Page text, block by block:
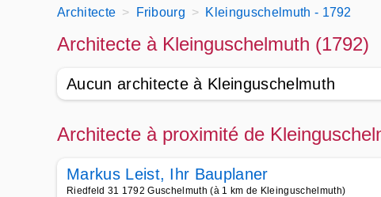
Architecte Fribourg Kleinguschelmuth - 1792
Architecte à Kleinguschelmuth (1792)
Aucun architecte à Kleinguschelmuth
Architecte à proximité de
Markus Leist, Ihr Bauplaner
Riedfeld 31 1792 Guschelmuth (à 1 km de Kleinguschelmuth)